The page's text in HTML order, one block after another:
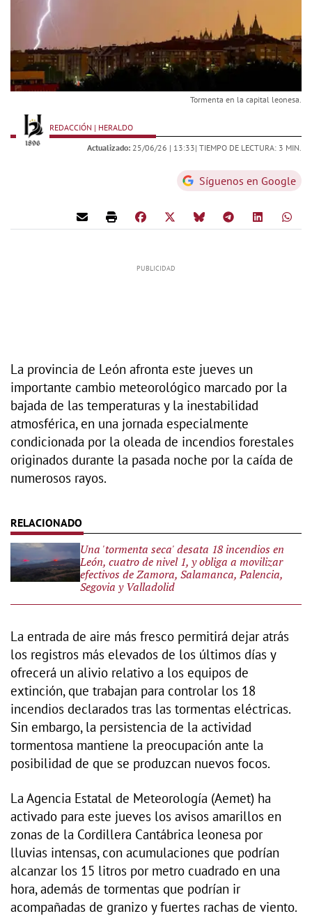
Tormenta en la capital leonesa.
REDACCIÓN | HERALDO
Actualizado: 25/06/26 | 13:33| TIEMPO DE LECTURA: 3 MIN.
Síguenos en Google
La provincia de León afronta este jueves un
importante cambio meteorológico marcado por la
bajada de las temperaturas y la inestabilidad
atmosférica, en una jornada especialmente
condicionada por la oleada de incendios forestales
originados durante la pasada noche por la caída de
numerosos rayos.
Una 'tormenta seca' desata 18 incendios en
León, cuatro de nivel 1, y obliga a movilizar
efectivos de Zamora, Salamanca, Palencia,
Segovia y Valladolid
La entrada de aire más fresco permitirá dejar atrás
los registros más elevados de los últimos días y
ofrecerá un alivio relativo a los equipos de
extinción, que trabajan para controlar los 18
incendios declarados tras las tormentas eléctricas.
Sin embargo, la persistencia de la actividad
tormentosa mantiene la preocupación ante la
posibilidad de que se produzcan nuevos focos.
La Agencia Estatal de Meteorología (Aemet) ha
activado para este jueves los avisos amarillos en
zonas de la Cordillera Cantábrica leonesa por
lluvias intensas, con acumulaciones que podrían
alcanzar los 15 litros por metro cuadrado en una
hora, además de tormentas que podrían ir
acompañadas de granizo y fuertes rachas de viento.